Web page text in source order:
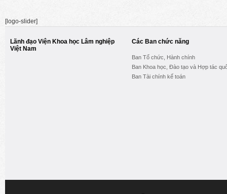
[logo-slider]
Lãnh đạo Viện Khoa học Lâm nghiệp
Việt Nam
Các Ban chức năng
Ban Tổ chức, Hành chính
Ban Khoa học, Đào tạo và Hợp tác
Ban Tài chính kế toán